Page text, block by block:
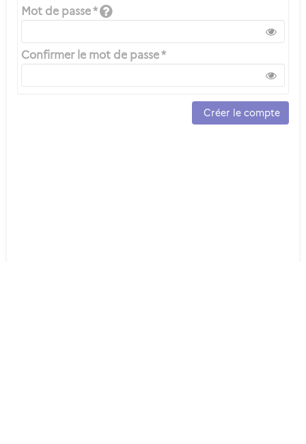
Mot de passe *
Confirmer le mot de passe *
Créer le compte